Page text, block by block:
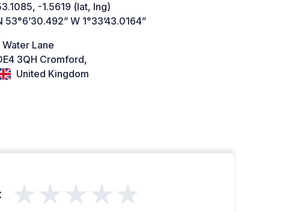
-1.5619 (lat, lng)
53°6’30.492” W 1°33’43.0164”
Water Lane
3QH Cromford,
United Kingdom
★★★★★